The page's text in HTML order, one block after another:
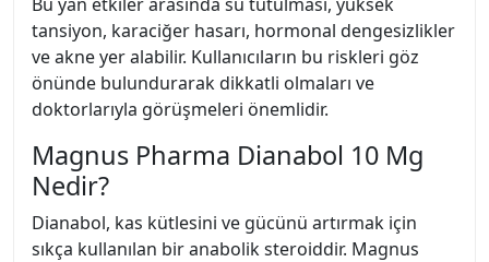
tansiyon, karaciğer hasarı, hormonal dengesizlikler
ve akne yer alabilir. Kullanıcıların bu riskleri göz
önünde bulundurarak dikkatli olmaları ve
doktorlarıyla görüşmeleri önemlidir.
Magnus Pharma Dianabol 10 Mg
Nedir?
Dianabol, kas kütlesini ve gücünü artırmak için
sıkça kullanılan bir anabolik steroiddir. Magnus